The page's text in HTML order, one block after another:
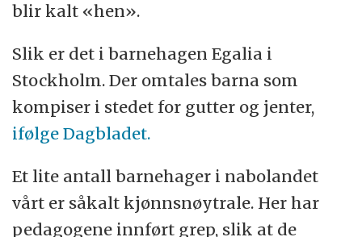
blir kalt «hen».
Slik er det i barnehagen Egalia i
Stockholm. Der omtales barna som
kompiser i stedet for gutter og jenter,
ifølge Dagbladet.
Et lite antall barnehager i nabolandet
vårt er såkalt kjønnsnøytrale. Her har
pedagogene innført grep, slik at de